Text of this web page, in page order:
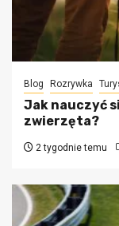
Blog Rozrywka
Jak nauczyć
zwierzęta?
2 tygodnie temu